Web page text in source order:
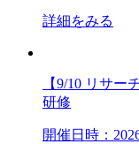
詳細をみる
【9/10 リサ
研修
開催日時：